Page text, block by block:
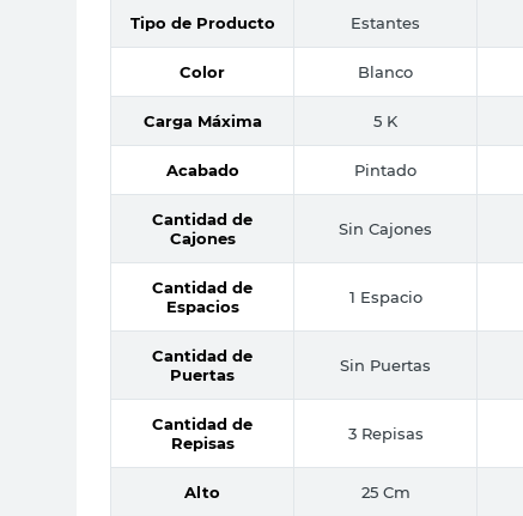
Tipo de Producto Estantes
Color Blanco
Carga Máxima 5 K
Acabado Pintado
Cantidad de
Cajones
Sin Cajones
Cantidad de
Espacios
1 Espacio
Cantidad de
Puertas
Sin Puertas
Cantidad de
Repisas
3 Repisas
Alto 25 Cm